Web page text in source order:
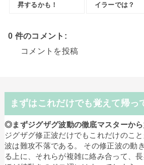
昇するかも！
イラーでは？
0 件のコメント:
コメントを投稿
まずはこれだけでも覚えて帰っ
◎まずジグザグ波動の徹底マスターから
ジグザグ修正波だけでもこれだけのこ
波は難攻不落である。 その修正波の動
る上に、それらが複雑に絡み合って、